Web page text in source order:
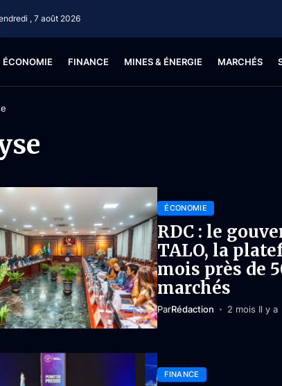
, 7 août 2026
ÉCONOMIE FINANCE MINES & ÉNERGIE MARCHÉS
ÉCONOMIE
RDC : le
TALO, la
mois près de
marchés
ParRédaction 2 mois Il y a
FINANCE